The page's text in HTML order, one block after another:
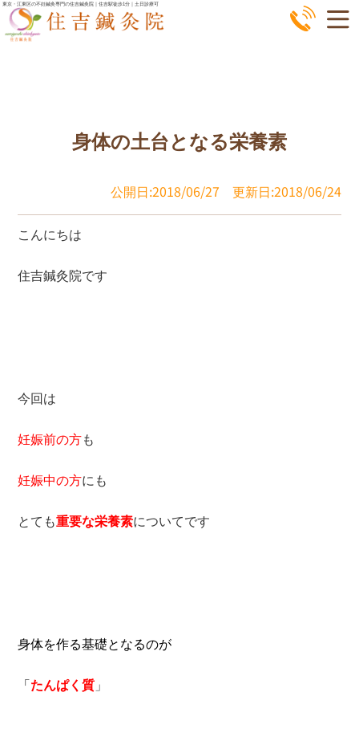
コ
ン
東京・江東区の不妊鍼灸専門の住吉鍼灸院｜住吉駅徒歩1分｜土日診療可
身体の土台となる栄養素
公開日:2018/06/27 更新日:2018/06/24
こんにちは
住吉鍼灸院です
今回は
妊娠前の方も
妊娠中の方にも
とても重要な栄養素についてです
身体を作る基礎となるのが
「たんぱく質 」